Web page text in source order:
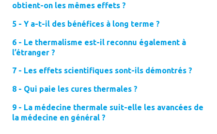
obtient-on les mêmes effets ?
5 - Y a-t-il des bénéfices à long terme ?
6 - Le thermalisme est-il reconnu également à
l’étranger ?
7 - Les effets scientifiques sont-ils démontrés ?
8 - Qui paie les cures thermales ?
9 - La médecine thermale suit-elle les avancées de
la médecine en général ?